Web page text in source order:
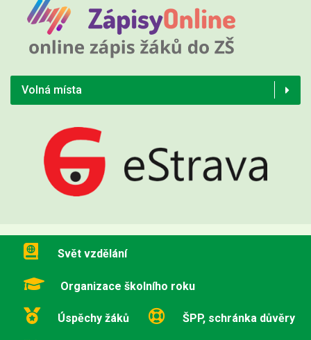
Volná místa
Svět vzdělání
Organizace školního roku
Úspěchy žáků ŠPP, schránka důvěry